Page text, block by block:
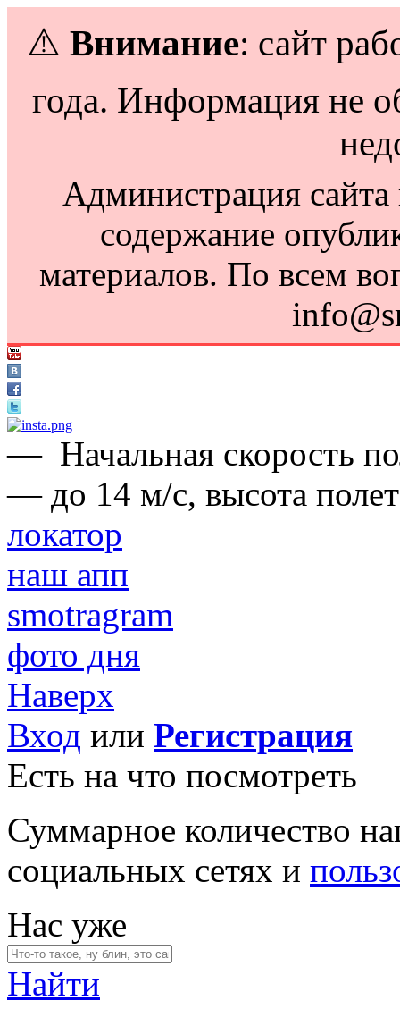
⚠️ Внимание: сайт
года. Информация не
Администрация сайта
содержание
материалов. По всем
— Начальная скорость
— до 14 м/с, высота
локатор
наш апп
smotragram
фото дня
Наверх
Вход или Регистрация
Есть на что посмотреть
Суммарное количество
социальных сетях и
Нас уже
Найти